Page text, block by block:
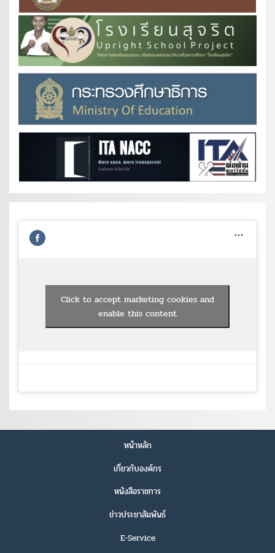
Click to accept marketing cookies and
enable this content
หน้าหลัก
เกี่ยวกับองค์กร
หนังสือราชการ
ข่าวประชาสัมพันธ์
E-Service